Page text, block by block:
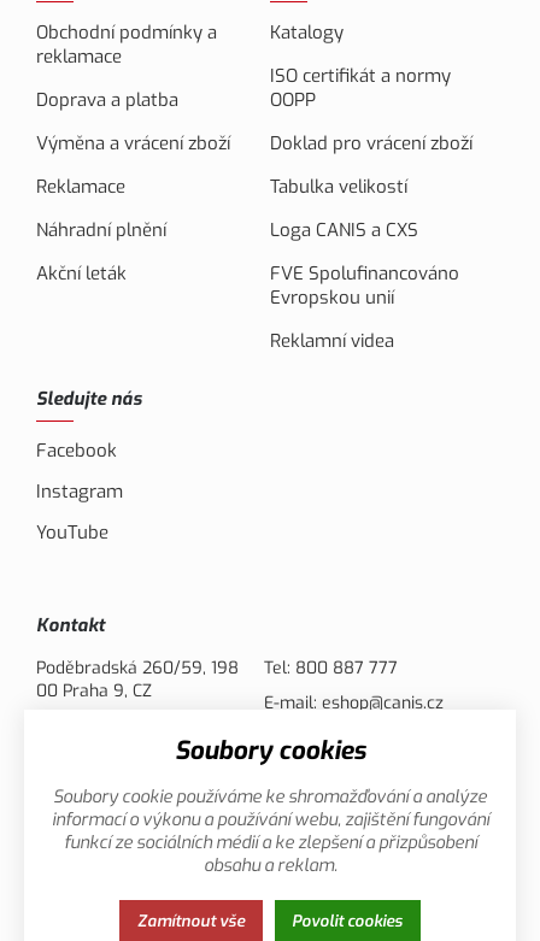
Obchodní podmínky a
reklamace
Doprava a platba
Výměna a vrácení zboží
Reklamace
Náhradní plnění
Akční leták
Katalogy
ISO certifikát a normy
OOPP
Doklad pro vrácení zboží
Tabulka velikostí
Loga CANIS a CXS
FVE Spolufinancováno
Evropskou unií
Reklamní videa
Sledujte nás
Facebook
Instagram
YouTube
Kontakt
Poděbradská 260/59, 198
00 Praha 9, CZ
Tel: 800 887 777
E-mail: eshop@canis.cz
Možnosti platby
Zásady ochrany osobních údajů
Soubory cookies
Soubory cookie používáme ke shromažďování a analýze
informací o výkonu a používání webu, zajištění fungování
funkcí ze sociálních médií a ke zlepšení a přizpůsobení
obsahu a reklam.
Zamítnout vše Povolit cookies